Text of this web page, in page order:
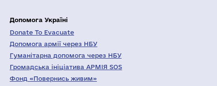
Допомога Україні
Donate To Evacuate
Допомога армії через НБУ
Гуманітарна допомога через НБУ
Громадська ініціатива АРМІЯ SOS
Фонд «Повернись живим»